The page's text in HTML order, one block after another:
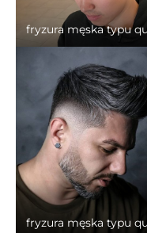
fryzura męska typu
fryzura męska typu